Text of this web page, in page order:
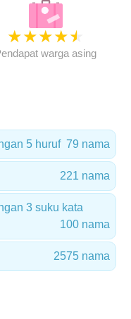
★★★★★
warga asing
5 huruf 79 nama
221 nama
3 suku kata
100 nama
2575 nama